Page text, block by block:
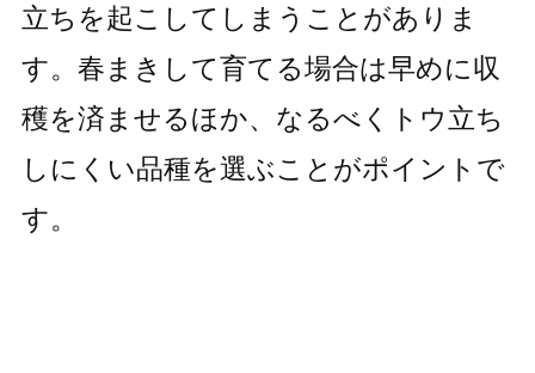
立ちを起こしてしまうことがありま
す。春まきして育てる場合は早めに収
穫を済ませるほか、なるべくトウ立ち
しにくい品種を選ぶことがポイントで
す。